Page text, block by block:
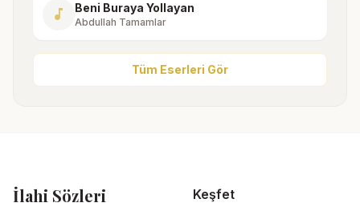
music_note Beni Buraya Yollayan
Abdullah Tamamlar
Tüm Eserleri Gör
İlahi Sözleri Keşfet